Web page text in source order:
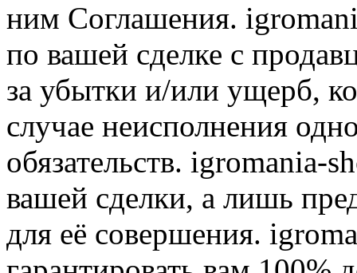
ним Соглашения.
по вашей сделке с
за убытки и/или ущерб,
случае неисполнения
обязательств. igromania-
вашей сделки, а лишь
для её совершения.